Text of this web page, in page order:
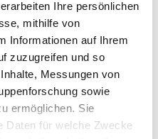
Ihre persönlichen
mithilfe von
Informationen auf Ihrem
zuzugreifen und so
Messungen von
sowie
ermöglichen. Sie
Daten für welche Zwecke
gemeistert und sich aus
Euro-Bonus an